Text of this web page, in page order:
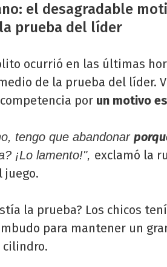
el desagradable
prueba del líder
ocurrió en las últimas
de la prueba del líder.
por un motivo
tengo que abandonar
¡Lo lamento!", exclamó la
juego.
la prueba? Los chicos
para mantener un